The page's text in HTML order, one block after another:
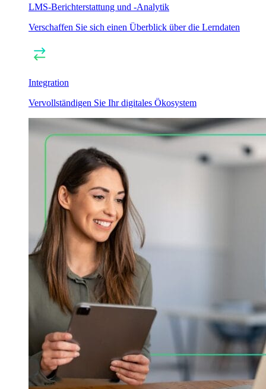
LMS-Berichterstattung und -Analytik
Verschaffen Sie sich einen Überblick über die Lerndaten
Integration
Vervollständigen Sie Ihr digitales Ökosystem